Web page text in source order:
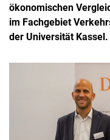
ökonomischen
im Fachgebiet
der Universität Kassel.